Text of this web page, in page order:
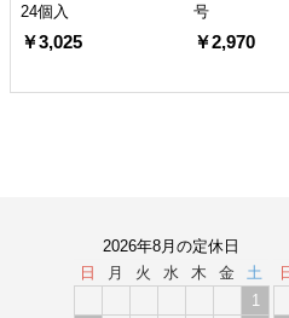
24個入
￥3,025
号
￥2,970
2026年8月の定休日
日
月 火 水 木 金
土
1